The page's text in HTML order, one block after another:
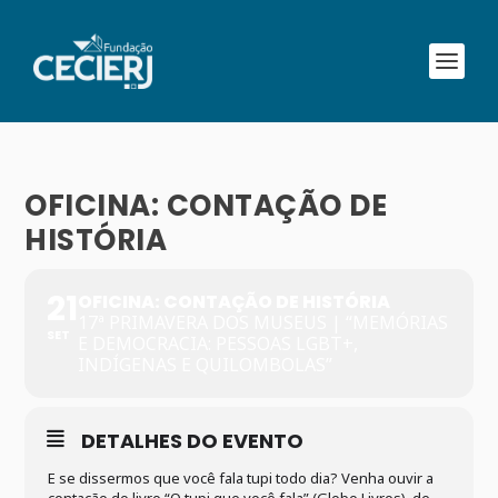
OFICINA: CONTAÇÃO DE
HISTÓRIA
DETALHES DO EVENTO
E se dissermos que você fala tupi todo dia? Venha ouvir a